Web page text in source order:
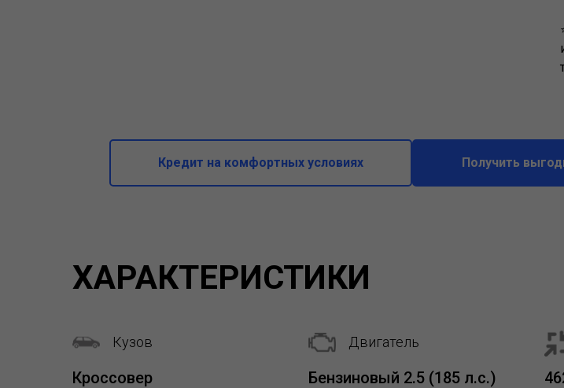
Кредит на комфортных условиях Получить
ХАРАКТЕРИСТИКИ
Кузов
Кроссовер
Двигатель
Бензиновый 2.5 (185 л.с.)